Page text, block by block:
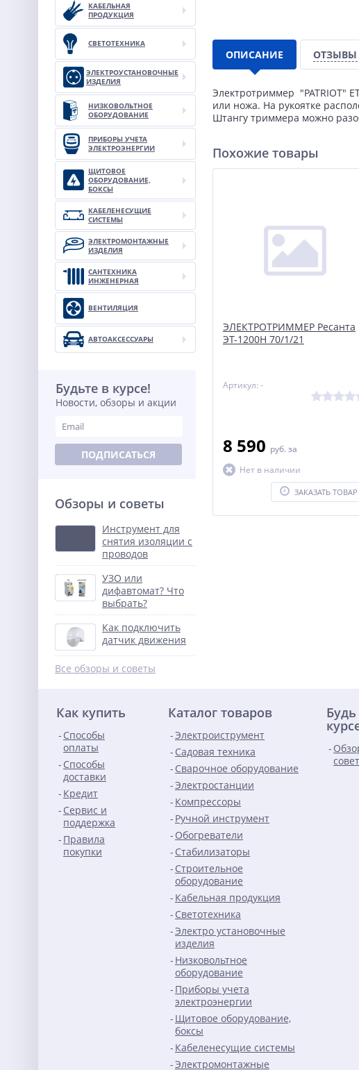
КАБЕЛЬНАЯ
ПРОДУКЦИЯ
СВЕТОТЕХНИКА
ЭЛЕКТРОУСТАНОВОЧНЫЕ
ИЗДЕЛИЯ
НИЗКОВОЛЬТНОЕ
ОБОРУДОВАНИЕ
ПРИБОРЫ УЧЕТА
ЭЛЕКТРОЭНЕРГИИ
ЩИТОВОЕ
ОБОРУДОВАНИЕ,
БОКСЫ
КАБЕЛЕНЕСУЩИЕ
СИСТЕМЫ
ЭЛЕКТРОМОНТАЖНЫЕ
ИЗДЕЛИЯ
САНТЕХНИКА
ИНЖЕНЕРНАЯ
ВЕНТИЛЯЦИЯ
АВТОАКСЕССУАРЫ
Будьте в курсе!
Новости, обзоры и акции
ПОДПИСАТЬСЯ
Обзоры и советы
Инструмент для
снятия изоляции с
проводов
УЗО или
дифавтомат? Что
выбрать?
Как подключить
датчик движения
Все обзоры и советы
ОПИСАНИЕ ОТЗЫВЫ
Электротриммер "PATRIOT"
или ножа. На рукоятке
Штангу триммера можно
Похожие товары
ЭЛЕКТРОТРИММЕР Ресанта
ЭТ-1200Н 70/1/21
Артикул: -
8 590 руб. за
Нет в наличии
ЗАКАЗАТЬ ТОВАР
Как купить
Способы
оплаты
Способы
доставки
Кредит
Сервис и
поддержка
Правила
покупки
Каталог товаров
Электроиструмент
Садовая техника
Сварочное оборудование
Электростанции
Компрессоры
Ручной инструмент
Обогреватели
Стабилизаторы
Строительное
оборудование
Кабельная продукция
Светотехника
Электро установочные
изделия
Низковольтное
оборудование
Приборы учета
электроэнергии
Щитовое оборудование,
боксы
Кабеленесущие системы
Электромонтажные